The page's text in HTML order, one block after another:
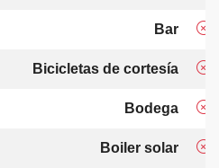
Bar
Bicicletas de cortesía
Bodega
Boiler solar